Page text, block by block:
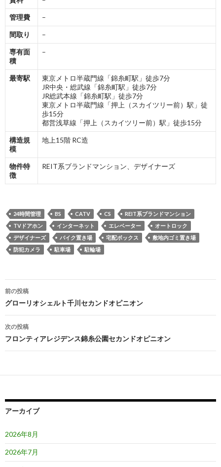
管理費 –
間取り –
専有面
積
–
最寄駅
東京メトロ半蔵門線「錦糸町駅」徒歩7分
JR中央・総武線「錦糸町駅」徒歩7分
JR総武本線「錦糸町駅」徒歩7分
東京メトロ半蔵門線「押上（スカイツリー前）駅」徒
歩15分
都営浅草線「押上（スカイツリー前）駅」徒歩15分
構造規
模
地上15階 RC造
物件特
徴
REIT系ブランドマンション、デザイナーズ
24時間管理 BS CATV CS
REIT系ブランドマンション
TVドアホン
インターネット エレベーター
オートロック
デザイナーズ
バイク置き場 宅配ボックス
敷地内ゴミ置き場
防犯カメラ
駐車場 駐輪場
投
稿
ナ
ビ
ゲ
ー
ョ
前の投稿
グローリオシェルト千川セカンドオピニオン
次の投稿
フロンティアレジデンス錦糸公園セカンドオピニオン
アーカイブ
2026年8月
2026年7月